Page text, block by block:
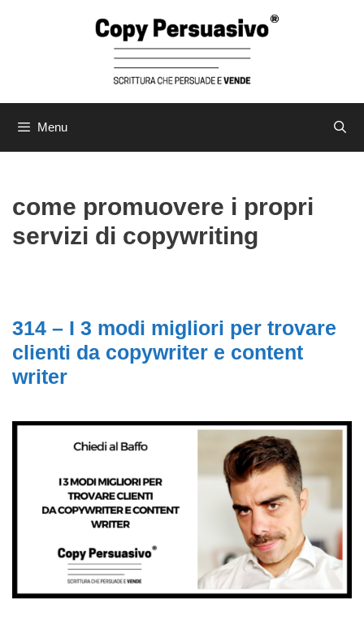
Menu
come promuovere i propri
servizi di copywriting
314 – I 3 modi migliori per trovare
clienti da copywriter e content
writer